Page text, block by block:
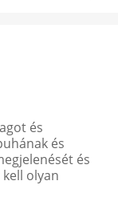
és
és
és
olyan